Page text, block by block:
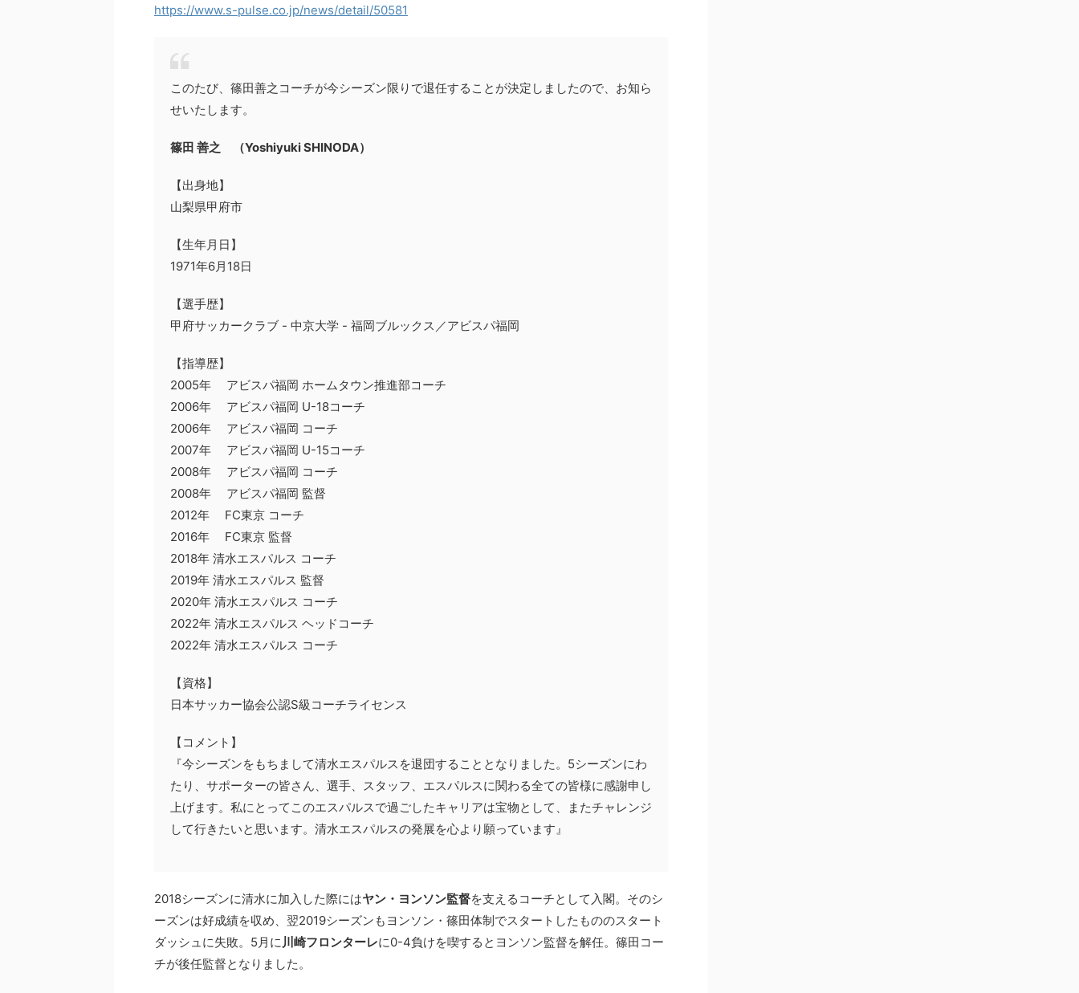
https://www.s-pulse.co.jp/news/detail/50581
このたび、篠田善之コーチが今シーズン限りで退任することが決定しましたので、お知ら
せいたします。
篠田 善之 （Yoshiyuki SHINODA）
【出身地】
山梨県甲府市
【生年月日】
1971年6月18日
【選手歴】
甲府サッカークラブ - 中京大学 - 福岡ブルックス／アビスパ福岡
【指導歴】
2005年 アビスパ福岡 ホームタウン推進部コーチ
2006年 アビスパ福岡 U-18コーチ
2006年 アビスパ福岡 コーチ
2007年 アビスパ福岡 U-15コーチ
2008年 アビスパ福岡 コーチ
2008年 アビスパ福岡 監督
2012年 FC東京 コーチ
2016年 FC東京 監督
2018年 清水エスパルス コーチ
2019年 清水エスパルス 監督
2020年 清水エスパルス コーチ
2022年 清水エスパルス ヘッドコーチ
2022年 清水エスパルス コーチ
【資格】
日本サッカー協会公認S級コーチライセンス
【コメント】
『今シーズンをもちまして清水エスパルスを退団することとなりました。5シーズンにわ
たり、サポーターの皆さん、選手、スタッフ、エスパルスに関わる全ての皆様に感謝申し
上げます。私にとってこのエスパルスで過ごしたキャリアは宝物として、またチャレンジ
して行きたいと思います。清水エスパルスの発展を心より願っています』
2018シーズンに清水に加入した際にはヤン・ヨンソン監督を支えるコーチとして入閣。そのシ
ーズンは好成績を収め、翌2019シーズンもヨンソン・篠田体制でスタートしたもののスタート
ダッシュに失敗。5月に川崎フロンターレに0-4負けを喫するとヨンソン監督を解任。篠田コー
チが後任監督となりました。